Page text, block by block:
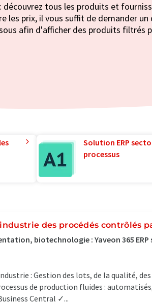
découvrez tous les produits et
les prix, il vous suffit de demander un
afin d'afficher des produits filtrés
Solution ERP
processus
des procédés contrôlés
biotechnologie : Yaveon 365
: Gestion des lots, de la qualité,
de production fluides :
Central ✓...